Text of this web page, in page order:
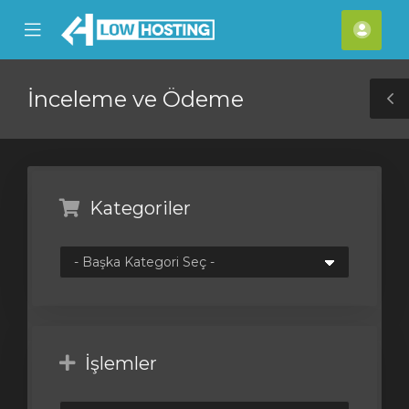
Mobile
Menu
İnceleme ve Ödeme
Kategoriler
İşlemler